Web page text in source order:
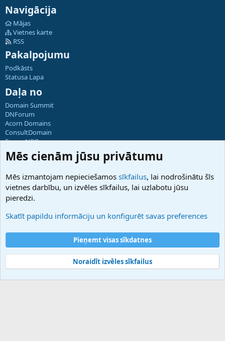
Navigācija
Mājas
Vietnes karte
RSS
Pakalpojumu
Podkāsts
Statusa Lapa
Daļa no
Domain Summit
DNForum
Acorn Domains
ConsultDomain
ForumNDD
Domainforum.ro
27.be
Hostmaria
Atbalsts
Palīdzība
Noteikumi un nosacījumi
Privātuma politika
Community platform by XenForo® © 2010-2025 XenForo Ltd.
Mēs cienām jūsu privātumu
Mēs izmantojam nepieciešamos sīkfailus, lai nodrošinātu šīs
vietnes darbību, un izvēles sīkfailus, lai uzlabotu jūsu
pieredzi.
Skatīt papildu informāciju un konfigurēt savas preferences
Pieņemt visas sīkdatnes
Noraidīt izvēles sīkfailus